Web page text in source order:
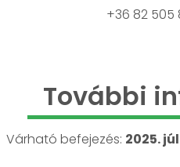
+36 82
További
Várható befejezés: 2025.